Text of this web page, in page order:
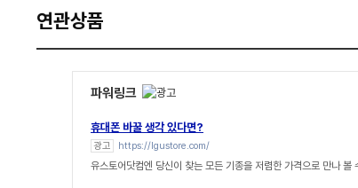
연관상품
파워링크
휴대폰 바꿀 생각 있다면?
광고 https://lgustore.com/
유스토어닷컴엔 당신이 찾는 모든 기종을 저렴한 가격으로 만나 볼